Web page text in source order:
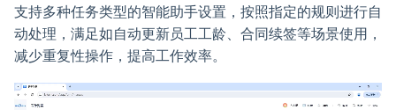
支持多种任务类型的智能助手设置，按照指定的规则进行自
动处理，满足如自动更新员工工龄、合同续签等场景使用，
减少重复性操作，提高工作效率。